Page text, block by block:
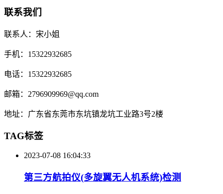
联系我们
联系人：宋小姐
手机：15322932685
电话：15322932685
邮箱：2796909969@qq.com
地址：广东省东莞市东坑镇龙坑工业路3号2楼
TAG标签
2023-07-08 16:04:33
第三方航拍仪(多旋翼无人机系统)检测